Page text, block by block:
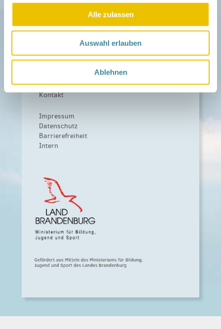
Alle zulassen
Auswahl erlauben
Ablehnen
Fördern
Träger und Förderer
Kooperationen
Förderer werden / Spenden
Weiteres
Different Languages
Presse
Kontakt
Impressum
Datenschutz
Barrierefreiheit
Intern